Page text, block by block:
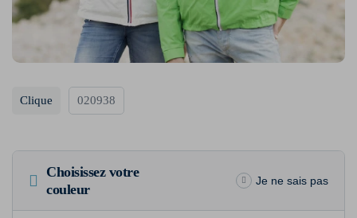
Clique 020938
Choisissez votre
couleur
Je ne sais pas